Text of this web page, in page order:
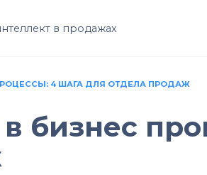
в продажах
4 ШАГА ДЛЯ ОТДЕЛА ПРОДАЖ
бизнес